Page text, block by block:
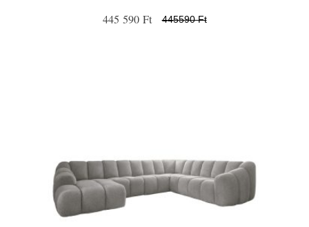
445 590 Ft 445590 Ft